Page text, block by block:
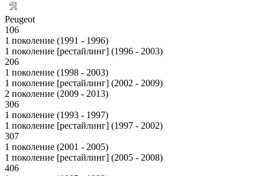
Peugeot
106
1 поколение (1991 - 1996)
1 поколение [рестайлинг] (1996 - 2003)
206
1 поколение (1998 - 2003)
1 поколение [рестайлинг] (2002 - 2009)
2 поколение (2009 - 2013)
306
1 поколение (1993 - 1997)
1 поколение [рестайлинг] (1997 - 2002)
307
1 поколение (2001 - 2005)
1 поколение [рестайлинг] (2005 - 2008)
406